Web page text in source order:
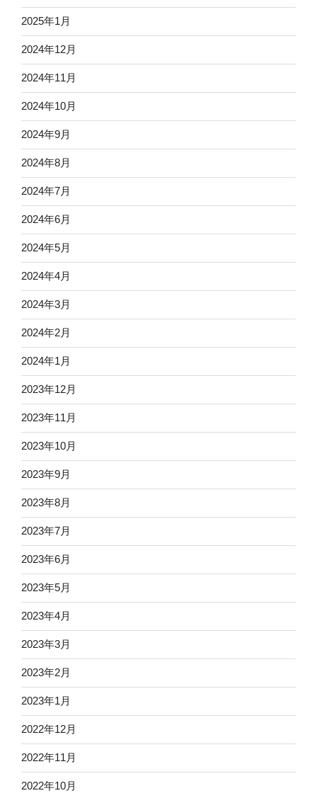
2025年1月
2024年12月
2024年11月
2024年10月
2024年9月
2024年8月
2024年7月
2024年6月
2024年5月
2024年4月
2024年3月
2024年2月
2024年1月
2023年12月
2023年11月
2023年10月
2023年9月
2023年8月
2023年7月
2023年6月
2023年5月
2023年4月
2023年3月
2023年2月
2023年1月
2022年12月
2022年11月
2022年10月